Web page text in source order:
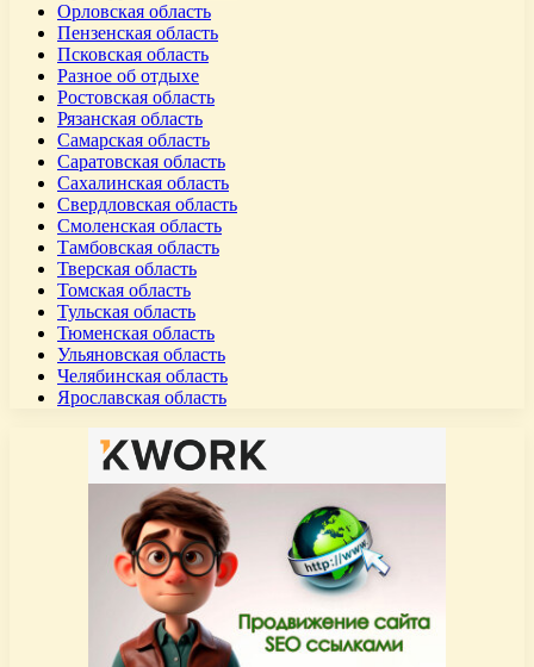
Орловская область
Пензенская область
Псковская область
Разное об отдыхе
Ростовская область
Рязанская область
Самарская область
Саратовская область
Сахалинская область
Свердловская область
Смоленская область
Тамбовская область
Тверская область
Томская область
Тульская область
Тюменская область
Ульяновская область
Челябинская область
Ярославская область